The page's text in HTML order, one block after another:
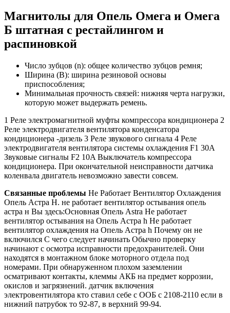
Магнитолы для Опель Омега и Омега
Б штатная с рестайлингом и
распиновкой
Число зубцов (n): общее количество зубцов ремня;
Ширина (B): ширина резиновой основы
приспособления;
Минимальная прочность связей: нижняя черта нагрузки,
которую может выдержать ремень.
1 Реле электромагнитной муфты компрессора кондиционера 2
Реле электродвигателя вентилятора конденсатора
кондиционера -дизель 3 Реле звукового сигнала 4 Реле
электродвигателя вентилятора системы охлаждения F1 30A
Звуковые сигналы F2 10A Выключатель компрессора
кондиционера. При окончательной неисправности датчика
коленвала двигатель невозможно завести совсем.
Связанные проблемы Не Работает Вентилятор Охлаждения
Опель Астра H. не работает вентилятор остывания опель
астра н Вы здесь:Основная Опель Astra Не работает
вентилятор остывания на Опель Астра h Не работает
вентилятор охлаждения на Опель Астра h Почему он не
включился С чего следует начинать Обычно проверку
начинают с осмотра исправности предохранителей. Они
находятся в монтажном блоке моторного отдела под
номерами. При обнаруженном плохом заземлении
осматривают контакты, клеммы АКБ на предмет коррозии,
окислов и загрязнений. датчик включения
электровентилятора кто ставил себе с ООБ с 2108-2110 если в
нижний патрубок то 92-87, в верхний 99-94.